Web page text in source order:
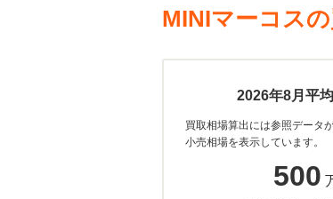
MINIマーコス
2026年8月平
買取相場算出には参照データ
小売相場を表示しています。
500